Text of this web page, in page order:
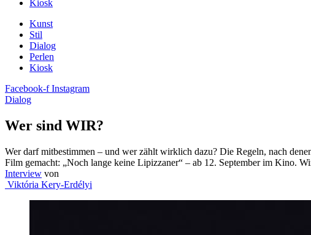
Kiosk
Kunst
Stil
Dialog
Perlen
Kiosk
Facebook-f Instagram
Dialog
Wer sind WIR?
Wer darf mitbestimmen – und wer zählt wirklich dazu? Die Regeln, nach
Film gemacht: „Noch lange keine Lipizzaner“ – ab 12. September im Kino.
Interview von
Viktória Kery-Erdélyi